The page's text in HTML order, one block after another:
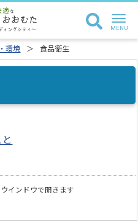
環境 食品衛生
インドウで開きます